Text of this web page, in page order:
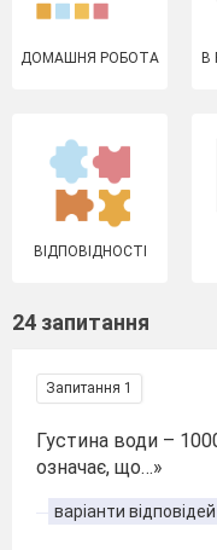
ДОМАШНЯ РОБОТА В
ВІДПОВІДНОСТІ
24 запитання
Запитання 1
Густина води –
означає, що…»
варіанти відповідей